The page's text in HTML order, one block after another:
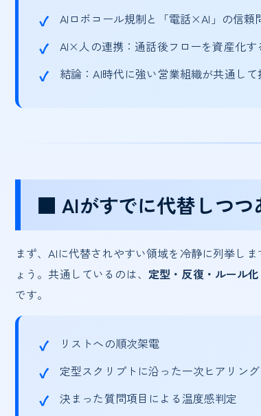
AIロボコール規制と「電話×AI」の信頼
AI×人の連携：通話後フローを資産化す
結論：AI時代に強い営業組織が共通し
■ AIがすでに代替しつつ
まず、AIに代替されやすい領域を冷静に列挙し
ょう。共通しているのは、 定型・反復・ルール
です。
リストへの順次架電
定型スクリプトに沿った一次ヒアリング
決まった質問項目による温度感判定